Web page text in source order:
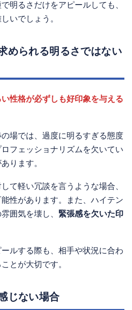
明るさだけをアピールしても、
いでしょう。
められる明るさではない
い性格が必ずしも好印象を与える
場では、過度に明るすぎる態度
フェッショナリズムを欠いてい
ります。
て軽い冗談を言うような場合、
性があります。また、ハイテン
囲気を壊し、 緊張感を欠いた印
ルする際も、相手や状況に合わ
とが大切です。
じない場合